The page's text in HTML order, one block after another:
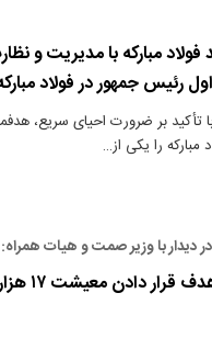
مبارکه با مدیریت و
رئیس جمهور در فولاد
بر ضرورت احیای سریع،
مبارکه را یکی از…
دیدار با وزیر صمت و هیات همراه:
️حمله به این